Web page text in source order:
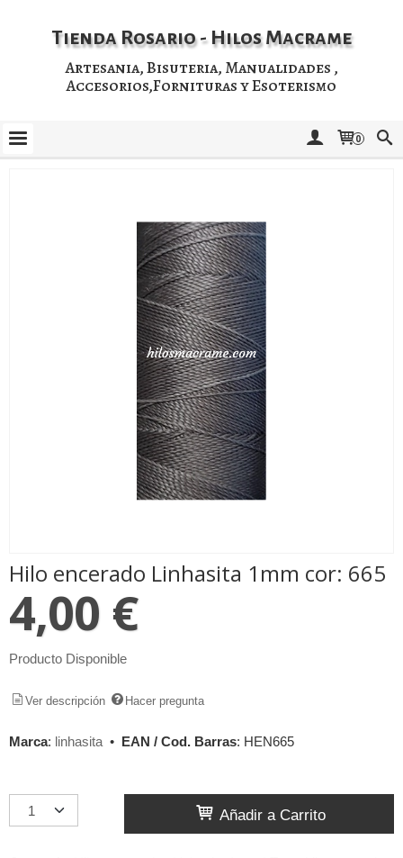
Tienda Rosario - Hilos Macrame
Artesania, Bisuteria, Manualidades ,
Accesorios,Fornituras y Esoterismo
0
Hilo encerado Linhasita 1mm cor: 665
4,00 €
Producto Disponible
Ver descripción Hacer pregunta
Marca: linhasita • EAN / Cod. Barras: HEN665
Añadir a Carrito